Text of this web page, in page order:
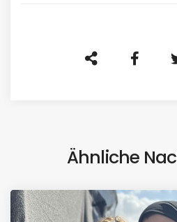
Ähnliche